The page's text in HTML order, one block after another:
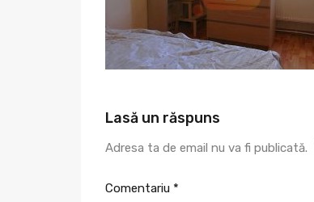
Lasă un răspuns
Adresa ta de email nu va fi publicată.
Comentariu *